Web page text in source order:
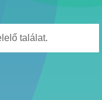
találat.